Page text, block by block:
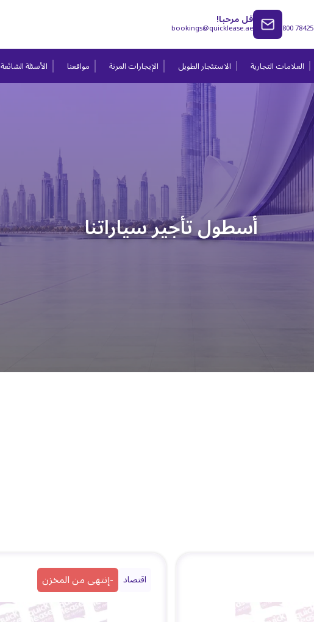
800 78425 قل مرحبا!
bookings@quicklease.ae
العلامات التجارية الاستئجار الطويل الإيجارات المرنة مواقعنا الأسئلة الشائعة
أسطول تأجير سياراتنا
اقتصاد -إنتهى من المخزن